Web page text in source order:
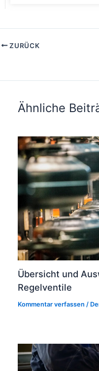
ZURÜCK
Ähnliche
Übersicht und
Regelventile
Kommentar verfassen /